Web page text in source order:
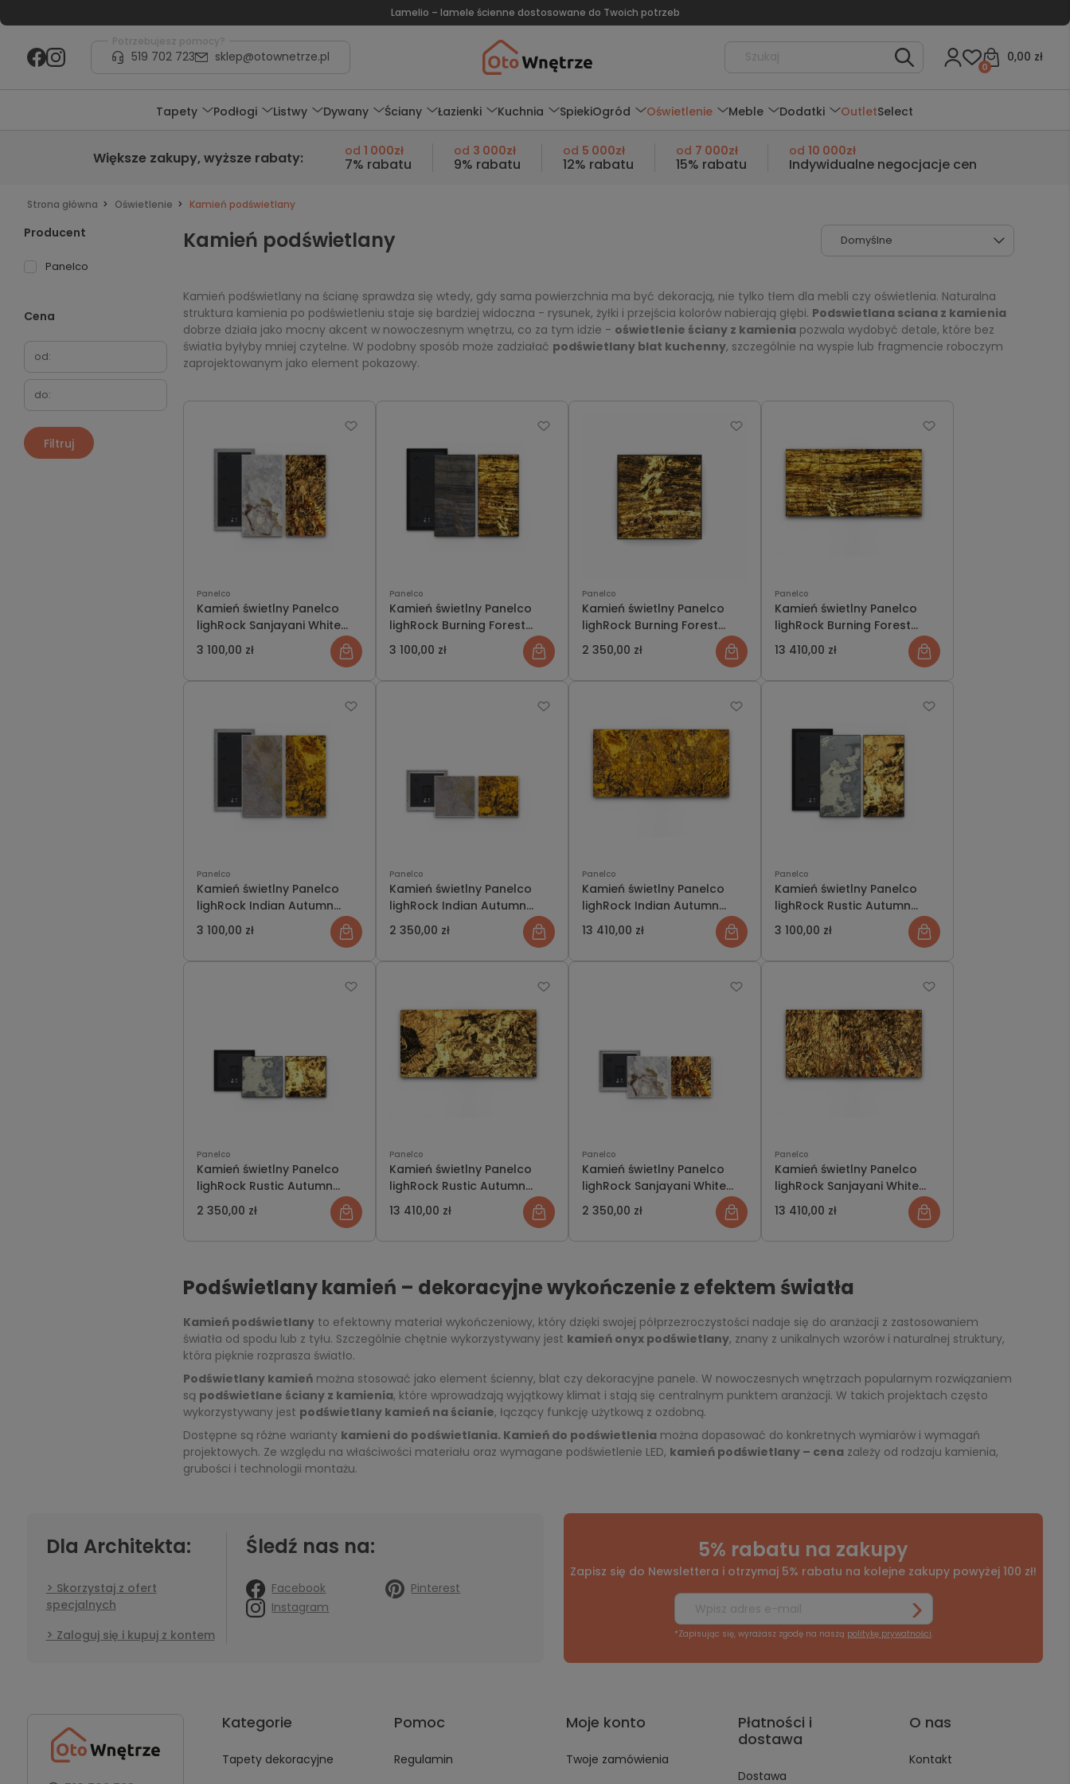
Lamelio – lamele ścienne dostosowane do Twoich potrzeb
Potrzebujesz pomocy?
519 702 723 sklep@otownetrze.pl 0,00 zł
0
Tapety Podłogi Listwy Dywany Ściany Łazienki Kuchnia SpiekiOgród Oświetlenie Meble Dodatki OutletSelect
Większe zakupy,wyższe rabaty: od 1 000zł
7% rabatu
od 3 000zł
9% rabatu
od 5 000zł
12% rabatu
od 7 000zł
15% rabatu
od 10 000zł
Indywidualne negocjacje cen
Strona główna Oświetlenie Kamień podświetlany
Producent
Panelco
Cena
Filtruj
Kamień podświetlany
Kamień podświetlany na ścianę sprawdza się wtedy, gdy sama powierzchnia ma być dekoracją, nie tylko tłem dla mebli czy oświetlenia. Naturalna
struktura kamienia po podświetleniu staje się bardziej widoczna - rysunek, żyłki i przejścia kolorów nabierają głębi. Podswietlana sciana z kamienia
dobrze działa jako mocny akcent w nowoczesnym wnętrzu, co za tym idzie - oświetlenie ściany z kamieniapozwala wydobyć detale, które bez
światła byłyby mniej czytelne. W podobny sposób może zadziałać podświetlany blat kuchenny, szczególnie na wyspie lub fragmencie roboczym
zaprojektowanym jako element pokazowy.
Panelco
Kamień świetlny Panelco
lighRock Sanjayani White
rozmiar L
3 100,00 zł
Panelco
Kamień świetlny Panelco
lighRock Burning Forest
rozmiar L
3 100,00 zł
Panelco
Kamień świetlny Panelco
lighRock Burning Forest
rozmiar S
2 350,00 zł
Panelco
Kamień świetlny Panelco
lighRock Burning Forest
zestaw świecąca ściana
13 410,00 zł
Panelco
Kamień świetlny Panelco
lighRock Indian Autumn
rozmiar L
3 100,00 zł
Panelco
Kamień świetlny Panelco
lighRock Indian Autumn
rozmiar S
2 350,00 zł
Panelco
Kamień świetlny Panelco
lighRock Indian Autumn
zestaw świecąca ściana
13 410,00 zł
Panelco
Kamień świetlny Panelco
lighRock Rustic Autumn
rozmiar L
3 100,00 zł
Panelco
Kamień świetlny Panelco
lighRock Rustic Autumn
rozmiar S
2 350,00 zł
Panelco
Kamień świetlny Panelco
lighRock Rustic Autumn
zestaw świecąca ściana
13 410,00 zł
Panelco
Kamień świetlny Panelco
lighRock Sanjayani White
rozmiar S
2 350,00 zł
Panelco
Kamień świetlny Panelco
lighRock Sanjayani White
zestaw świecąca ściana
13 410,00 zł
Podświetlany kamień – dekoracyjne wykończenie z efektem światła
Kamień podświetlanyto efektowny materiał wykończeniowy, który dzięki swojej półprzezroczystości nadaje się do aranżacji z zastosowaniem
światła od spodu lub z tyłu. Szczególnie chętnie wykorzystywany jest kamień onyx podświetlany, znany z unikalnych wzorów i naturalnej struktury,
która pięknie rozprasza światło.
Podświetlany kamieńmożna stosować jako element ścienny, blat czy dekoracyjne panele. W nowoczesnych wnętrzach popularnym rozwiązaniem
są podświetlane ściany z kamienia, które wprowadzają wyjątkowy klimat i stają się centralnym punktem aranżacji. W takich projektach często
wykorzystywany jest podświetlany kamień na ścianie, łączący funkcję użytkową z ozdobną.
Dostępne są różne warianty kamieni do podświetlania. Kamień do podświetleniamożna dopasować do konkretnych wymiarów i wymagań
projektowych. Ze względu na właściwości materiału oraz wymagane podświetlenie LED, kamień podświetlany – cenazależy od rodzaju kamienia,
grubości i technologii montażu.
Dla Architekta:
Skorzystaj z ofert
specjalnych
Zaloguj się i kupuj z kontem
Śledź nas na:
Facebook
Pinterest
Instagram
5% rabatu na zakupy
Zapisz się do Newslettera i otrzymaj 5% rabatu na kolejne zakupy powyżej 100 zł!
*Zapisując się, wyrażasz zgodę na naszą politykę prywatności.
Kategorie
Tapety dekoracyjne
Pomoc
Regulamin
Moje konto
Twoje zamówienia
Płatności i
dostawa
Dostawa
O nas
Kontakt